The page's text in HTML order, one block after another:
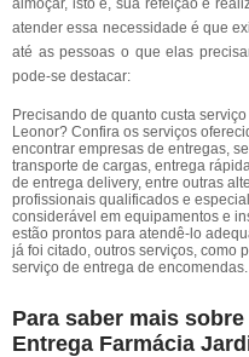
almoçar, isto é, sua refeição é
atender essa necessidade é que
até as pessoas o que elas
pode-se destacar:
Precisando de quanto custa
Leonor? Confira os serviços
encontrar empresas de entregas,
transporte de cargas, entrega
de entrega delivery, entre outras
profissionais qualificados e
considerável em equipamentos e
estão prontos para atendê-lo
já foi citado, outros serviços, como
serviço de entrega de
Para saber mais
Entrega Farmácia